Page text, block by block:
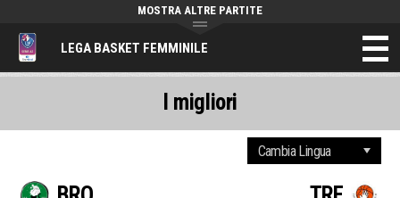
LEGA BASKET FEMMINILE
MOSTRA ALTRE PARTITE
I migliori